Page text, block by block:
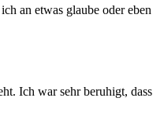
an etwas glaube oder eben
Ich war sehr beruhigt, dass